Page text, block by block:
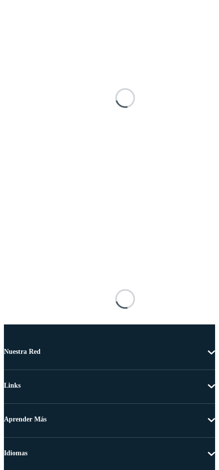
Nuestra Red
Links
Aprender Más
Idiomas